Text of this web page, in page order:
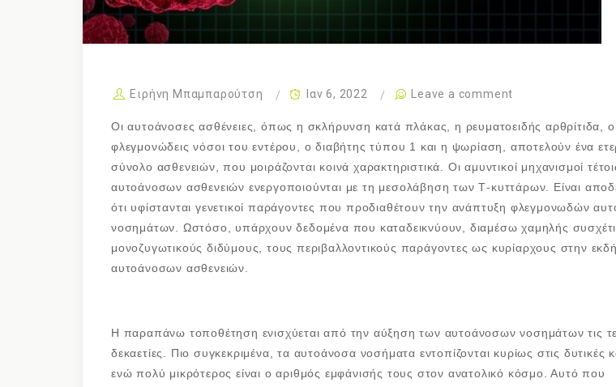
Ειρήνη Μπαμπαρούτση Ιαν 6, 2022 Leave a comment
Οι αυτοάνοσες ασθένειες, όπως η σκλήρυνση κατά πλάκας, η ρευματοειδής αρθρίτιδα,
φλεγμονώδεις νόσοι του εντέρου, ο διαβήτης τύπου 1 και η ψωρίαση, αποτελούν ένα
σύνολο ασθενειών, που μοιράζονται κοινά χαρακτηριστικά. Οι αμυντικοί μηχανισμοί
αυτοάνοσων ασθενειών ενεργοποιούνται με τη μεσολάβηση των Τ-κυττάρων. Είναι
ότι υφίστανται γενετικοί παράγοντες που προδιαθέτουν την ανάπτυξη φλεγμονωδών
νοσημάτων. Ωστόσο, υπάρχουν δεδομένα που καταδεικνύουν, διαμέσω χαμηλής
μονοζυγωτικούς διδύμους, τους περιβαλλοντικούς παράγοντες ως κυρίαρχους στην
αυτοάνοσων ασθενειών.
Η παραπάνω τοποθέτηση ενισχύεται από την αύξηση των αυτοάνοσων νοσημάτων τις
δεκαετίες. Πιο συγκεκριμένα, τα αυτοάνοσα νοσήματα εντοπίζονται κυρίως στις δυτικές
ενώ πολύ μικρότερος είναι ο αριθμός εμφάνισής τους στον ανατολικό κόσμο. Αυτό που